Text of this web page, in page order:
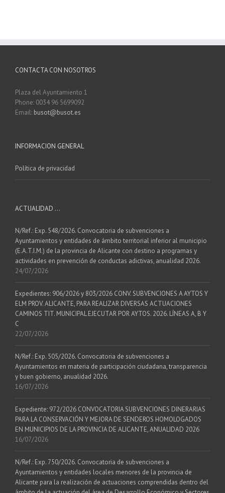
CONTACTA CON NOSOTROS
Plaza del Ayuntamiento 1
Phone: 0034 96 5699092
Email: busot@busot.es
INFORMACION GENERAL
Política de privacidad
ACTUALIDAD …
N/Ref.: Exp. 548/2026. Convocatoria de subvenciones a
Ayuntamientos y entidades de ámbito territorial inferior al municipio
(E.A.T.I.M.) de la provincia de Alicante con destino a programas y
actividades en prevención de conductas adictivas, anualidad 2026.
24/07/2026
Expedientes: 906/2026 y 803/2026 CONV. SUBVENCIONES A AYTOS Y
ELM PROV. ALICANTE, PARA REALIZAR DIVERSAS ACTUACIONES
CAMINOS TIT. MUNICIPAL EJECUTAR POR AYTOS. 2026. LÍNEAS A, B Y
C
22/07/2026
N/Ref.: Exp. 505/2026. Convocatoria de subvenciones a
Ayuntamientos en materia de participación ciudadana, transparencia
y buen gobierno, anualidad 2026.
16/07/2026
Expediente: 972/2026 CONVOCATORIA SUBVENCIONES DINERARIAS
PARA LA CONSERVACIÓN Y MEJORA DE SENDEROS HOMOLOGADOS
EN MUNICIPIOS DE LA PROVINCIA DE ALICANTE, ANUALIDAD 2026
16/07/2026
N/Ref.: Exp. 750/2026. Convocatoria de subvenciones a
Ayuntamientos y entidades locales menores de la provincia de
Alicante para la realización de actuaciones comprendidas dentro del